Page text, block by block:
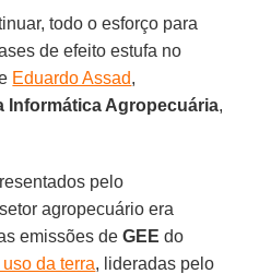
todo o esforço para
de efeito estufa no
Eduardo Assad,
Informática Agropecuária,
pelo
agropecuário era
emissões deGEE do
da terra, lideradas pelo